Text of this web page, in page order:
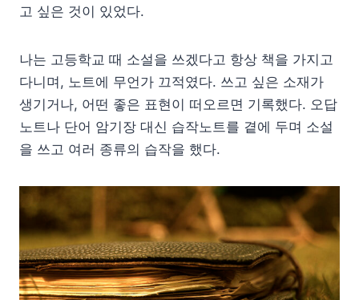
고 싶은 것이 있었다.
나는 고등학교 때 소설을 쓰겠다고 항상 책을 가지고
다니며, 노트에 무언가 끄적였다. 쓰고 싶은 소재가
생기거나, 어떤 좋은 표현이 떠오르면 기록했다. 오답
노트나 단어 암기장 대신 습작노트를 곁에 두며 소설
을 쓰고 여러 종류의 습작을 했다.